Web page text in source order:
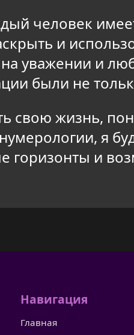
человек
и
уважении и
были не
свою жизнь,
я
горизонты и
Навигация
Главная